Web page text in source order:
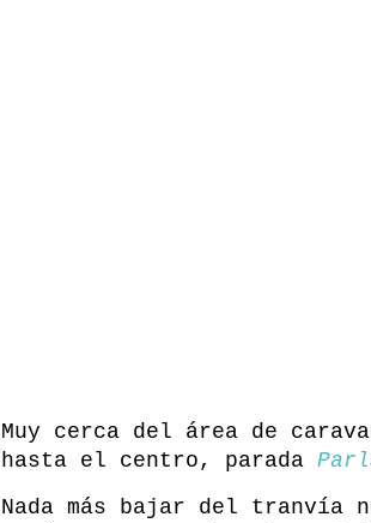
Muy cerca del área de
hasta el centro, parada
Nada más bajar del tranvía